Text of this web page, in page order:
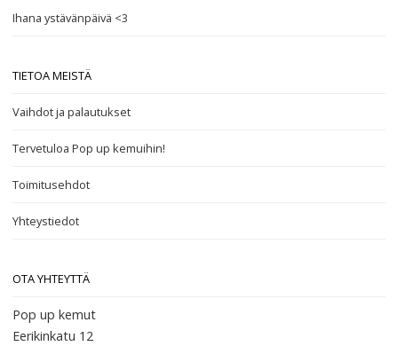
Ihana ystävänpäivä <3
TIETOA MEISTÄ
Vaihdot ja palautukset
Tervetuloa Pop up kemuihin!
Toimitusehdot
Yhteystiedot
OTA YHTEYTTÄ
Pop up kemut
Eerikinkatu 12